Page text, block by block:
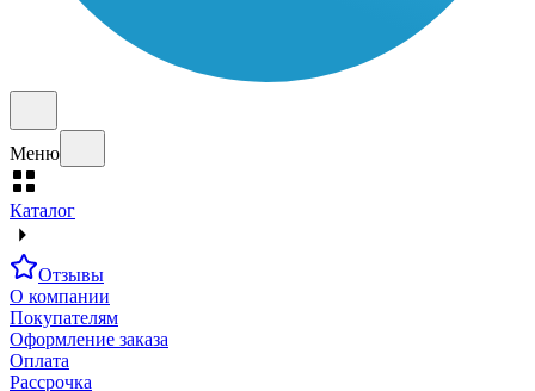
Меню
Каталог
Отзывы
О компании
Покупателям
Оформление заказа
Оплата
Рассрочка